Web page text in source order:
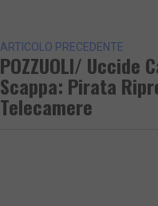
ARTICOLO PRECEDENTE
POZZUOLI/ Uccide
Scappa: Pirata
Telecamere